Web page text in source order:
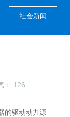
社会新闻
： 126
的驱动动力源